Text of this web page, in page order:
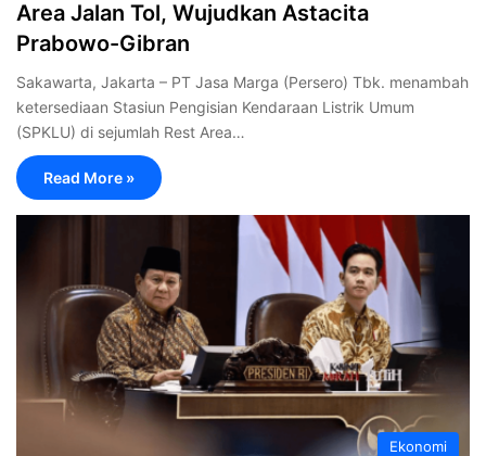
Area Jalan Tol, Wujudkan Astacita
Prabowo-Gibran
Sakawarta, Jakarta – PT Jasa Marga (Persero) Tbk. menambah
ketersediaan Stasiun Pengisian Kendaraan Listrik Umum
(SPKLU) di sejumlah Rest Area…
Read More »
Ekonomi